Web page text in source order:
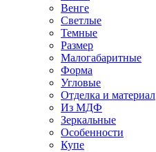
Венге
Светлые
Темные
Размер
Малогабаритные
Форма
Угловые
Отделка и материал
Из МДФ
Зеркальные
Особенности
Купе